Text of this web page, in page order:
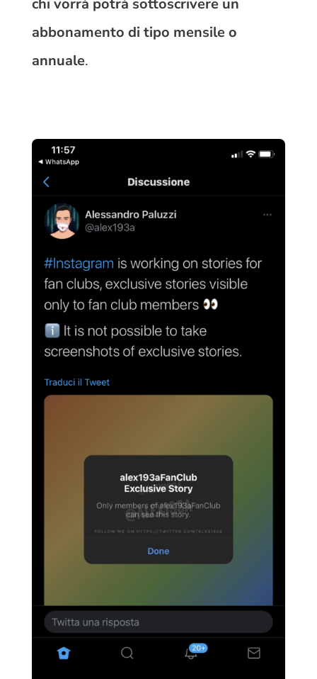
chi vorrà potrà sottoscrivere un
abbonamento di tipo mensile o
annuale.